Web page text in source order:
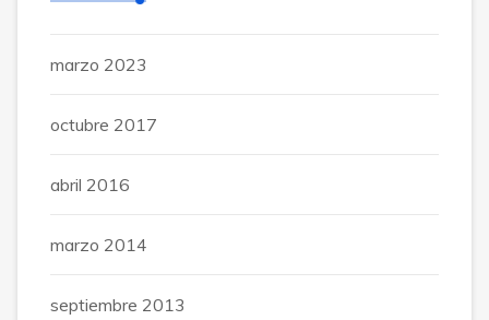
marzo 2023
octubre 2017
abril 2016
marzo 2014
septiembre 2013